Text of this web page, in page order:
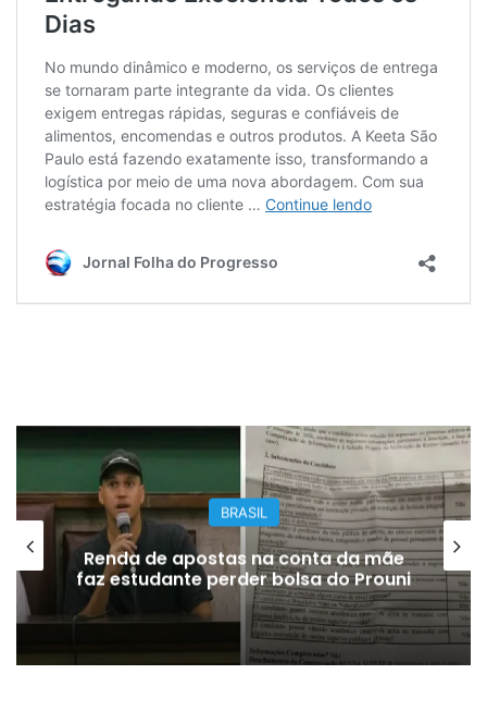
BRASIL
Renda de apostas na conta da mãe
faz estudante perder bolsa do Prouni